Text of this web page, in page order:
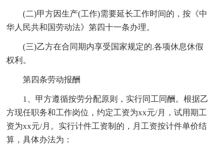
(二)甲方因生产(工作)需要延长工作时间的，按《中
华人民共和国劳动法》第四十一条办理。
(三)乙方在合同期内享受国家规定的.各项休息休假
权利。
第四条劳动报酬
1、甲方遵循按劳分配原则，实行同工同酬。根据乙
方现任职务和工作岗位，约定工资为xx元/月，试用期工
资为xx元/月。实行计件工资制的，月工资按计件单价结
算，具体办法为：